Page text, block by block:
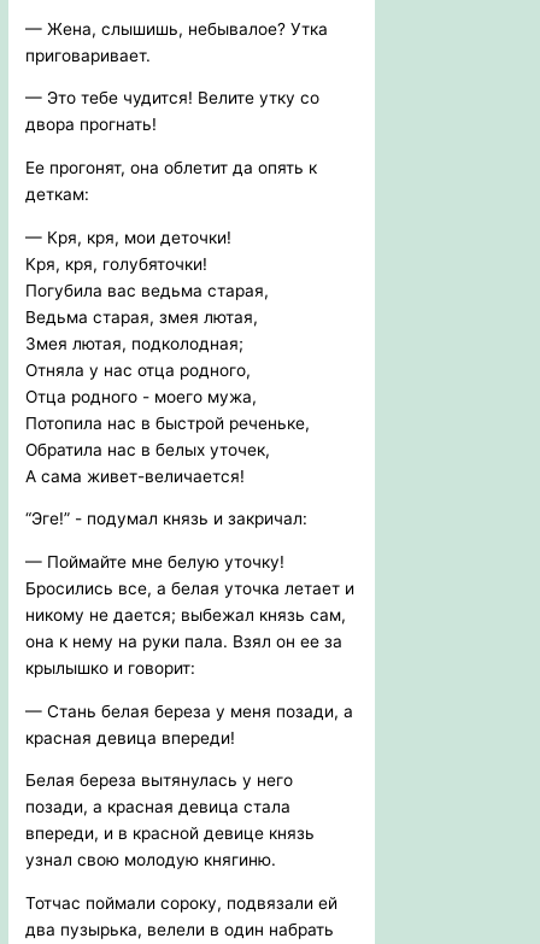
— Жена, слышишь, небывалое? Утка
приговаривает.
— Это тебе чудится! Велите утку со
двора прогнать!
Ее прогонят, она облетит да опять к
деткам:
— Кря, кря, мои деточки!
Кря, кря, голубяточки!
Погубила вас ведьма старая,
Ведьма старая, змея лютая,
Змея лютая, подколодная;
Отняла у нас отца родного,
Отца родного - моего мужа,
Потопила нас в быстрой реченьке,
Обратила нас в белых уточек,
А сама живет-величается!
“Эге!” - подумал князь и закричал:
— Поймайте мне белую уточку!
Бросились все, а белая уточка летает и
никому не дается; выбежал князь сам,
она к нему на руки пала. Взял он ее за
крылышко и говорит:
— Стань белая береза у меня позади, а
красная девица впереди!
Белая береза вытянулась у него
позади, а красная девица стала
впереди, и в красной девице князь
узнал свою молодую княгиню.
Тотчас поймали сороку, подвязали ей
два пузырька, велели в один набрать